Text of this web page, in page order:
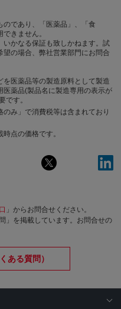
であり、「医薬品」、「食
きません。
かなる保証も致しかねます。試
の場合、弊社営業部門にお問合
医薬品等の製造原料として製造
薬品(製品名に製造専用の表示が
です。
み」で消費税等は含まれており
点の価格です。
」からお問合せください。
」を掲載しています。お問合せの
ある質問）